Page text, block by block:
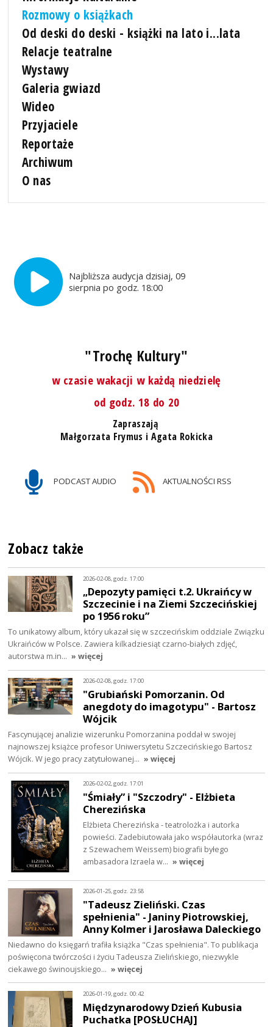
Rozmowy o książkach
Od deski do deski - książki na lato i...lata
Relacje teatralne
Wystawy
Galeria gwiazd
Wideo
Przyjaciele
Reportaże
Archiwum
O nas
Najbliższa audycja dzisiaj, 09
sierpnia po godz. 18:00
"Trochę Kultury"
w czasie wakacji w każdą niedzielę
od godz. 18 do 20
Zapraszają
Małgorzata Frymus i Agata Rokicka
PODCAST AUDIO AKTUALNOŚCI RSS
Zobacz także
2026-02-08, godz. 17:00
„Depozyty pamięci t.2. Ukraińcy w
Szczecinie i na Ziemi Szczecińskiej
po 1956 roku”
To unikatowy album, który ukazał się w szczecińskim oddziale Związku
Ukraińców w Polsce. Zawiera kilkadziesiąt czarno-białych zdjęć,
autorstwa m.in… » więcej
2026-02-08, godz. 17:00
"Grubiański Pomorzanin. Od
anegdoty do imagotypu" - Bartosz
Wójcik
Fascynującej analizie wizerunku Pomorzanina poddał w swojej
najnowszej książce profesor Uniwersytetu Szczecińskiego Bartosz
Wójcik. W jego pracy zatytułowanej… » więcej
2026-02-02, godz. 17:01
"Śmiały” i "Szczodry" - Elżbieta
Cherezińska
Elżbieta Cherezińska - teatrolożka i autorka
powieści. Zadebiutowała jako współautorka (wraz
z Szewachem Weissem) biografii byłego
ambasadora Izraela w… » więcej
2026-01-25, godz. 23:58
"Tadeusz Zieliński. Czas
spełnienia" - Janiny Piotrowskiej,
Anny Kolmer i Jarosława Daleckiego
Niedawno do księgarń trafiła książka "Czas spełnienia". To publikacja
poświęcona twórczości i życiu Tadeusza Zielińskiego, niezwykle
ciekawego świnoujskiego… » więcej
2026-01-19, godz. 00:42
Międzynarodowy Dzień Kubusia
Puchatka [POSŁUCHAJ]